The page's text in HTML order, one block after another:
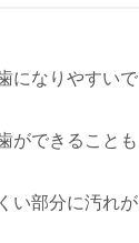
になりやすいで
ができることも
い部分に汚れが